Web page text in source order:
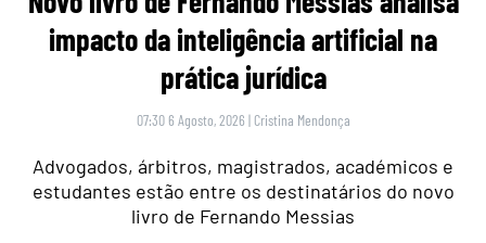
impacto da inteligência artificial na
prática jurídica
07:30 6 Agosto, 2026 | Cristina Mendonça
Advogados, árbitros, magistrados, académicos e
estudantes estão entre os destinatários do novo
livro de Fernando Messias